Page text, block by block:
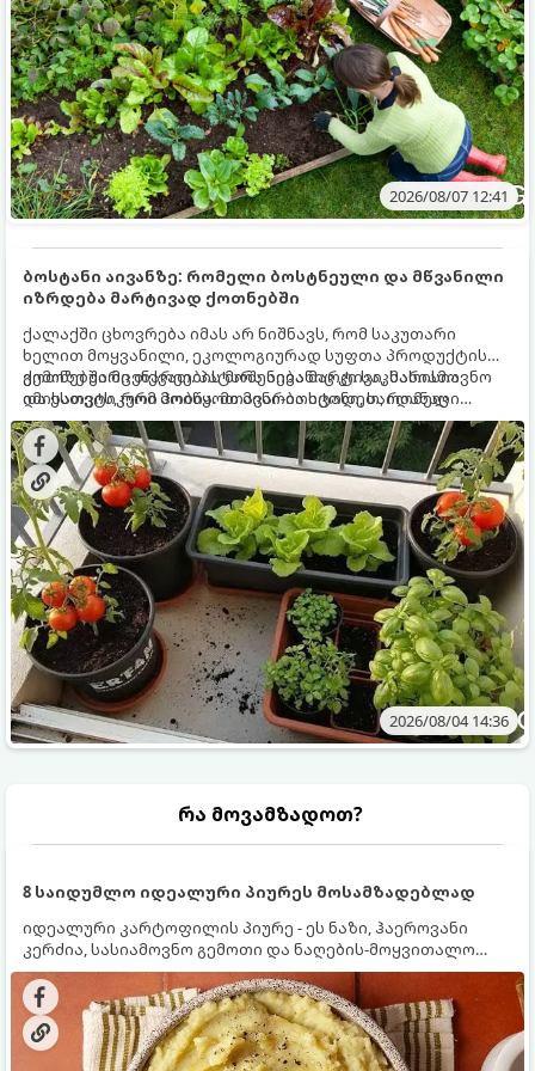
2026/08/07 12:41
ბოსტანი აივანზე: რომელი ბოსტნეული და მწვანილი
იზრდება მარტივად ქოთნებში
ქალაქში ცხოვრება იმას არ ნიშნავს, რომ საკუთარი
ხელით მოყვანილი, ეკოლოგიურად სუფთა პროდუქტის
გემოზე უარი თქვათ. პატარა აივანიც კი საკმარისია
იმისათვის, რომ მოიწყოთ მინი-ბოსტანი, საიდანაც
ყოველდღიურად ახალ, არომატულ მწვანილსა და
ბოსტნეულს მოკრეფთ.
ქოთნებში მცენარეების მოშენება მარტივი, სასიამოვნო
და ესთეტიკური ჰობია. მთავარია იცოდეთ, რომელი
კულტურები ეგუებიან ქოთნის პირობებს ყველაზე კარგად
და როგორ მოუაროთ მათ სწორად.
2026/08/04 14:36
რა მოვამზადოთ?
8 საიდუმლო იდეალური პიურეს მოსამზადებლად
იდეალური კარტოფილის პიურე - ეს ნაზი, ჰაეროვანი
კერძია, სასიამოვნო გემოთი და ნაღების-მოყვითალო
ფერით. მისი მომზადება ძალიან მარტივია, მაგრამ
არსებობს რამდენიმე საიდუმლო, რომლებიც უნდა
იცოდეთ, რომ პიურე იდეალურად გემრიელი გამოვიდეს.